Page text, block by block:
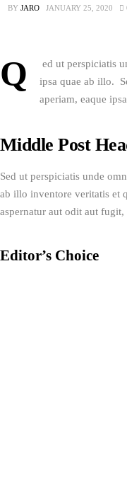
BY JARO JANUARY 25, 2020
Q
ed ut perspiciatis
ipsa quae ab illo.
aperiam, eaque
Middle Post
Sed ut perspiciatis unde
ab illo inventore veritatis et
aspernatur aut odit aut
Editor’s Choice